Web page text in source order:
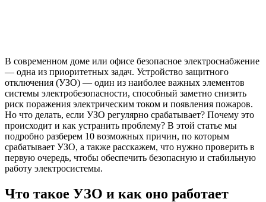
В современном доме или офисе безопасное электроснабжение
— одна из приоритетных задач. Устройство защитного
отключения (УЗО) — один из наиболее важных элементов
системы электробезопасности, способный заметно снизить
риск поражения электрическим током и появления пожаров.
Но что делать, если УЗО регулярно срабатывает? Почему это
происходит и как устранить проблему? В этой статье мы
подробно разберем 10 возможных причин, по которым
срабатывает УЗО, а также расскажем, что нужно проверить в
первую очередь, чтобы обеспечить безопасную и стабильную
работу электросистемы.
Что такое УЗО и как оно работает